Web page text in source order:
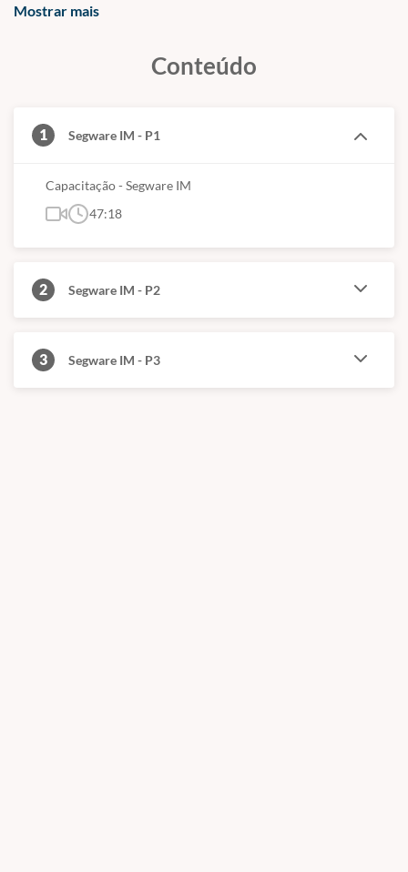
Por razões de segurança e estrutura operacional, o acesso ao
Mostrar mais
Conteúdo
1 Segware IM - P1
Capacitação - Segware IM
47:18
2 Segware IM - P2
3 Segware IM - P3